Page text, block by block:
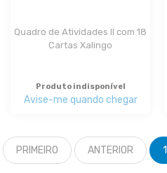
Quadro de Atividades II com 18
Cartas Xalingo
Produto indisponível
Avise-me quando chegar
PRIMEIRO ANTERIOR 1